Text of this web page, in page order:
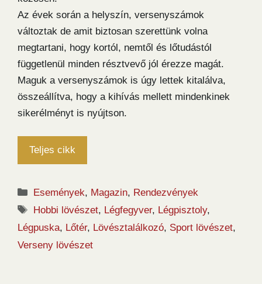
Az évek során a helyszín, versenyszámok
változtak de amit biztosan szerettünk volna
megtartani, hogy kortól, nemtől és lőtudástól
függetlenül minden résztvevő jól érezze magát.
Maguk a versenyszámok is úgy lettek kitalálva,
összeállítva, hogy a kihívás mellett mindenkinek
sikerélményt is nyújtson.
Teljes cikk
Kategória
Események, Magazin, Rendezvények
Címkék
Hobbi lövészet, Légfegyver, Légpisztoly,
Légpuska, Lőtér, Lövésztalálkozó, Sport lövészet,
Verseny lövészet